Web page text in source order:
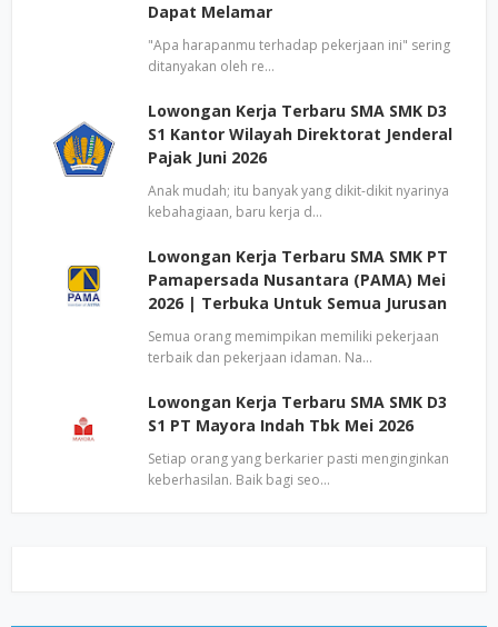
Dapat Melamar
"Apa harapanmu terhadap pekerjaan ini" sering
ditanyakan oleh re…
Lowongan Kerja Terbaru SMA SMK D3
S1 Kantor Wilayah Direktorat Jenderal
Pajak Juni 2026
Anak mudah; itu banyak yang dikit-dikit nyarinya
kebahagiaan, baru kerja d…
Lowongan Kerja Terbaru SMA SMK PT
Pamapersada Nusantara (PAMA) Mei
2026 | Terbuka Untuk Semua Jurusan
Semua orang memimpikan memiliki pekerjaan
terbaik dan pekerjaan idaman. Na…
Lowongan Kerja Terbaru SMA SMK D3
S1 PT Mayora Indah Tbk Mei 2026
Setiap orang yang berkarier pasti menginginkan
keberhasilan. Baik bagi seo…